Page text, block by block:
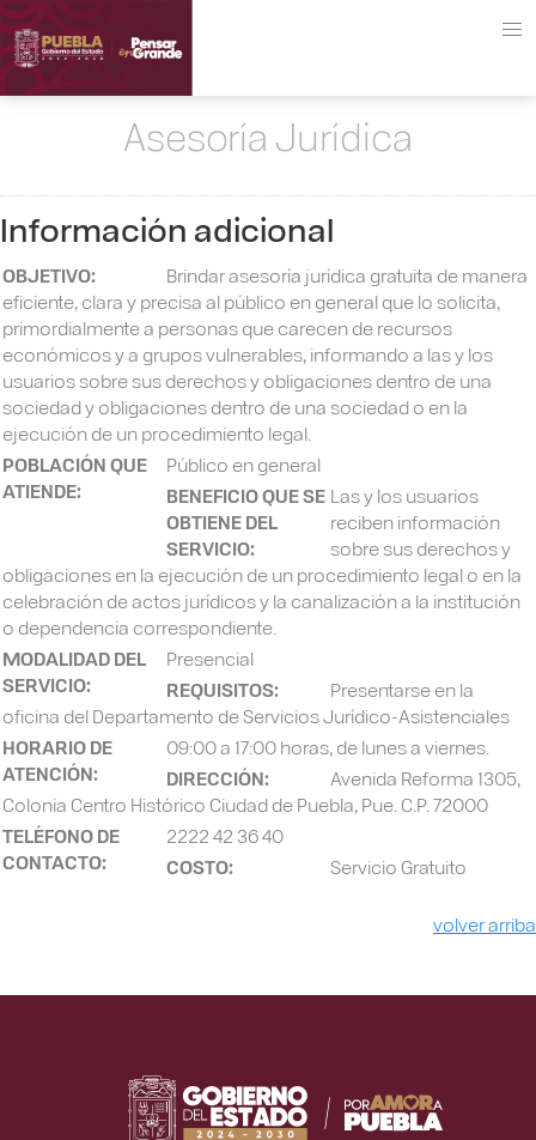
Asesoría Jurídica
Información adicional
OBJETIVO:
Brindar asesoría jurídica gratuita de manera
eficiente, clara y precisa al público en general que lo solicita,
primordialmente a personas que carecen de recursos
económicos y a grupos vulnerables, informando a las y los
usuarios sobre sus derechos y obligaciones dentro de una
sociedad y obligaciones dentro de una sociedad o en la
ejecución de un procedimiento legal.
POBLACIÓN QUE
ATIENDE:
Público en general
BENEFICIO QUE SE
OBTIENE DEL
SERVICIO:
Las y los usuarios
reciben información
sobre sus derechos y
obligaciones en la ejecución de un procedimiento legal o en la
celebración de actos jurídicos y la canalización a la institución
o dependencia correspondiente.
MODALIDAD DEL
SERVICIO:
Presencial
REQUISITOS:
Presentarse en la
oficina del Departamento de Servicios Jurídico-Asistenciales
HORARIO DE
ATENCIÓN:
09:00 a 17:00 horas, de lunes a viernes.
DIRECCIÓN:
Avenida Reforma 1305,
Colonia Centro Histórico Ciudad de Puebla, Pue. C.P. 72000
TELÉFONO DE
CONTACTO:
2222 42 36 40
COSTO:
Servicio Gratuito
volver arriba